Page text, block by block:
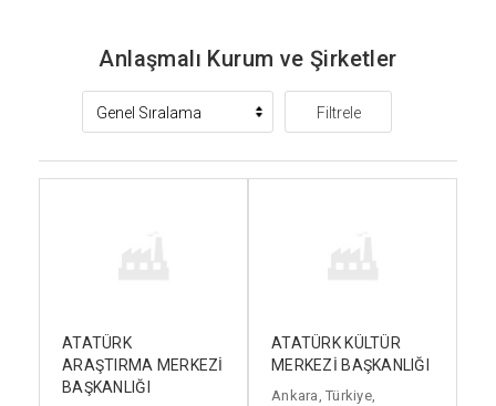
Anlaşmalı Kurum ve Şirketler
Filtrele
ATATÜRK
ARAŞTIRMA MERKEZİ
BAŞKANLIĞI
ATATÜRK KÜLTÜR
MERKEZİ BAŞKANLIĞI
Ankara, Türkiye,